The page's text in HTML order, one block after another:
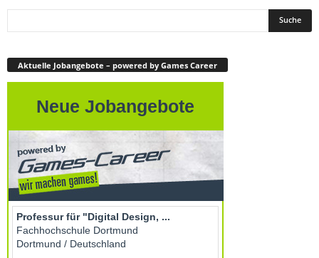
Aktuelle Jobangebote – powered by Games Career